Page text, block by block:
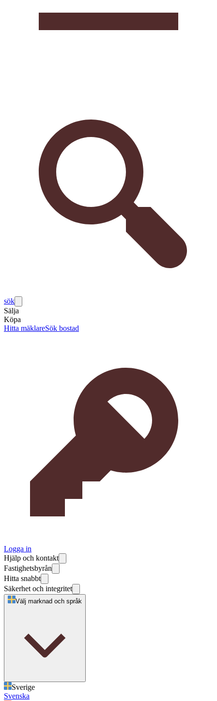
sök
Sälja
Köpa
Hitta mäklareSök bostad
Logga in
Hjälp och kontakt
Fastighetsbyrån
Hitta snabbt
Säkerhet och integritet
Välj marknad och språk
Sverige
Svenska